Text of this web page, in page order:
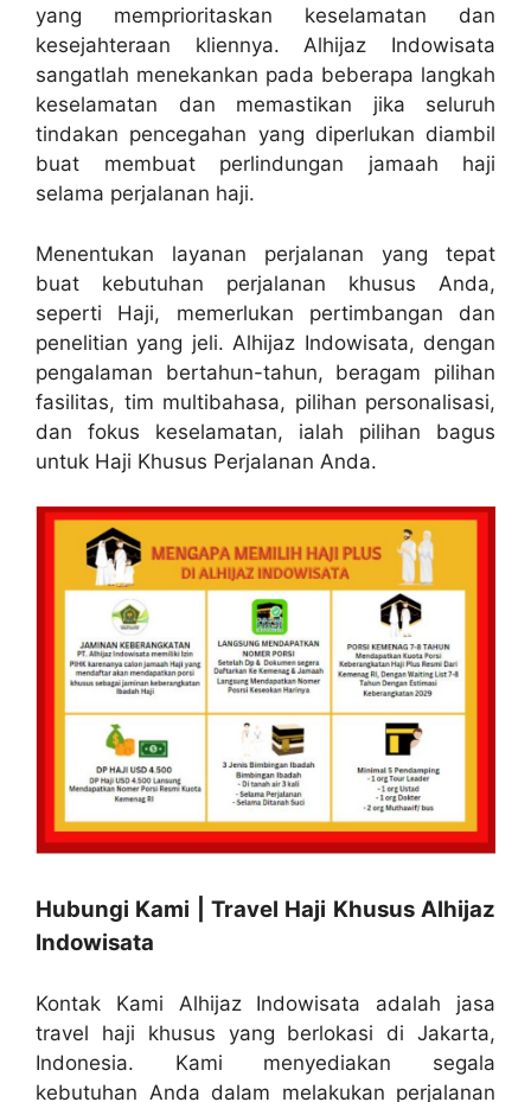
yang memprioritaskan keselamatan dan
kesejahteraan kliennya. Alhijaz Indowisata
sangatlah menekankan pada beberapa langkah
keselamatan dan memastikan jika seluruh
tindakan pencegahan yang diperlukan diambil
buat membuat perlindungan jamaah haji
selama perjalanan haji.
Menentukan layanan perjalanan yang tepat
buat kebutuhan perjalanan khusus Anda,
seperti Haji, memerlukan pertimbangan dan
penelitian yang jeli. Alhijaz Indowisata, dengan
pengalaman bertahun-tahun, beragam pilihan
fasilitas, tim multibahasa, pilihan personalisasi,
dan fokus keselamatan, ialah pilihan bagus
untuk Haji Khusus Perjalanan Anda.
Hubungi Kami | Travel Haji Khusus Alhijaz
Indowisata
Kontak Kami Alhijaz Indowisata adalah jasa
travel haji khusus yang berlokasi di Jakarta,
Indonesia. Kami menyediakan segala
kebutuhan Anda dalam melakukan perjalanan